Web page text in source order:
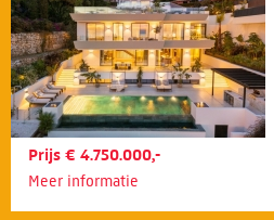
Prijs € 4.750.000,-
Meer informatie